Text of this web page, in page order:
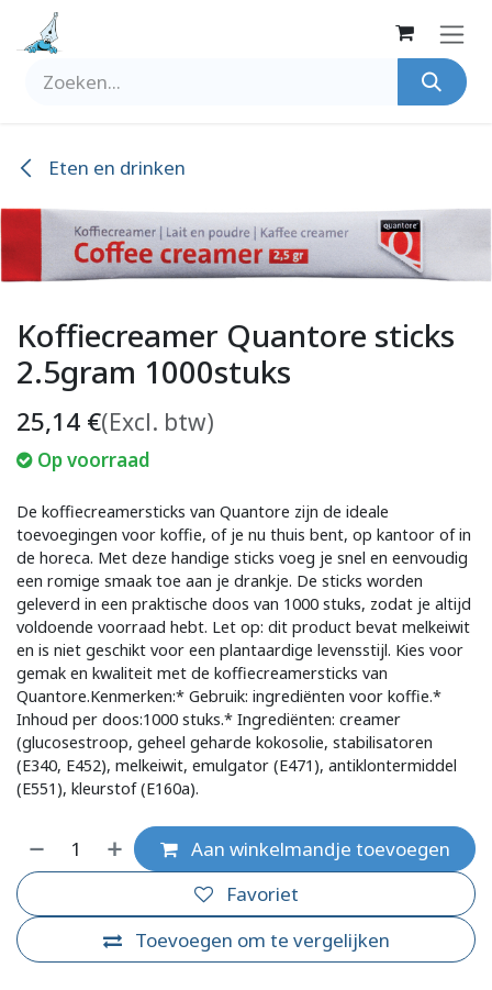
Overslaan naar inhoud
Eten en drinken
Koffiecreamer Quantore sticks
2.5gram 1000stuks
25,14 €(Excl. btw)
Op voorraad
De koffiecreamersticks van Quantore zijn de ideale
toevoegingen voor koffie, of je nu thuis bent, op kantoor of in
de horeca. Met deze handige sticks voeg je snel en eenvoudig
een romige smaak toe aan je drankje. De sticks worden
geleverd in een praktische doos van 1000 stuks, zodat je altijd
voldoende voorraad hebt. Let op: dit product bevat melkeiwit
en is niet geschikt voor een plantaardige levensstijl. Kies voor
gemak en kwaliteit met de koffiecreamersticks van
Quantore.Kenmerken:* Gebruik: ingrediënten voor koffie.*
Inhoud per doos:1000 stuks.* Ingrediënten: creamer
(glucosestroop, geheel geharde kokosolie, stabilisatoren
(E340, E452), melkeiwit, emulgator (E471), antiklontermiddel
(E551), kleurstof (E160a).
Aan winkelmandje toevoegen
Toevoegen om te vergelijken
Favoriet